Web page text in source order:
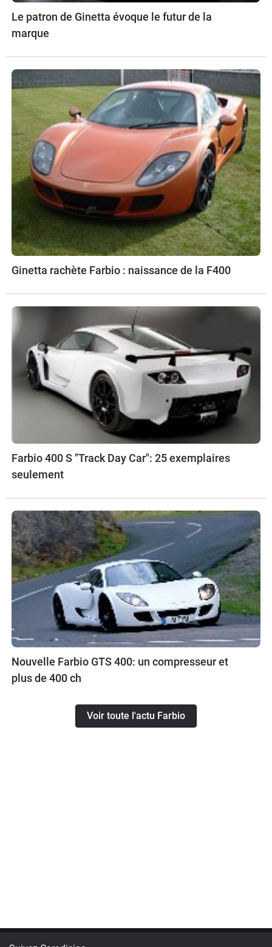
Le patron de Ginetta évoque le futur de la
marque
Ginetta rachète Farbio : naissance de la F400
Farbio 400 S "Track Day Car": 25 exemplaires
seulement
Nouvelle Farbio GTS 400: un compresseur et
plus de 400 ch
Voir toute l'actu Farbio